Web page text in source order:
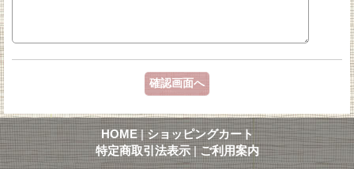
HOME | ショッピングカート
特定商取引法表示 | ご利用案内